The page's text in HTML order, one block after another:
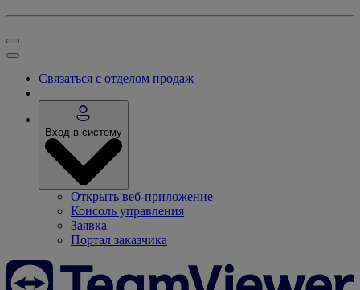
Связаться с отделом продаж
Вход в систему
Открыть веб-приложение
Консоль управления
Заявка
Портал заказчика